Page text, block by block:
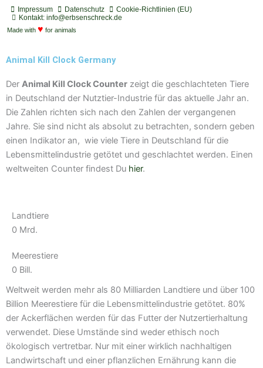
t
i
f
c
a
s
t
a
g
a
m
t
u
t
Impressum Datenschutz
Cookie-Richtlinien (EU)
Kontakt: info@erbsenschreck.de
Made with ♥ for animals
Animal Kill Clock Germany
Der Animal Kill Clock Counter zeigt die geschlachteten Tiere
in Deutschland der Nutztier-Industrie für das aktuelle Jahr an.
Die Zahlen richten sich nach den Zahlen der vergangenen
Jahre. Sie sind nicht als absolut zu betrachten, sondern geben
einen Indikator an, wie viele Tiere in Deutschland für die
Lebensmittelindustrie getötet und geschlachtet werden. Einen
weltweiten Counter findest Du hier.
Landtiere
0 Mrd.
Meerestiere
0 Bill.
Weltweit werden mehr als 80 Milliarden Landtiere und über 100
Billion Meerestiere für die Lebensmittelindustrie getötet. 80%
der Ackerflächen werden für das Futter der Nutzertierhaltung
verwendet. Diese Umstände sind weder ethisch noch
ökologisch vertretbar. Nur mit einer wirklich nachhaltigen
Landwirtschaft und einer pflanzlichen Ernährung kann die